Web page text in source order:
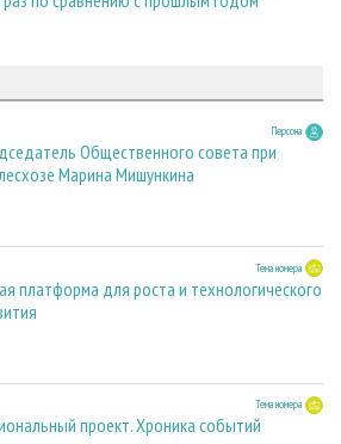
Персона
Общественного совета при
Марина Мишункина
Тема номера
платформа для роста и технологического
Тема номера
проект. Хроника событий